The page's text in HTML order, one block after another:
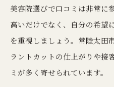
美容院選びで口コミは非常に
高いだけでなく、自分の希望
を重視しましょう。常陸太田
ラントカットの仕上がりや接
ミが多く寄せられています。